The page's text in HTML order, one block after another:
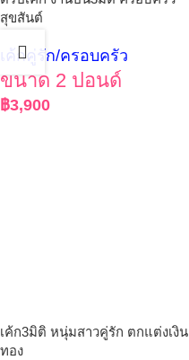
สุขสันต์
เค้กคู่รัก/ครอบครัว
ขนาด 2 ปอนด์
฿3,900
เค้ก3มิติ หนุ่มสาวคู่รัก ตกแต่งเงิน
ทอง